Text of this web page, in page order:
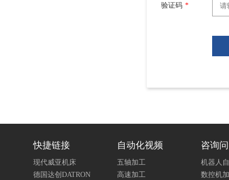
验证码 *
快捷链接
现代威亚机床
德国达创DATRON
自动化视频
五轴加工
高速加工
咨询
机器人
数控机